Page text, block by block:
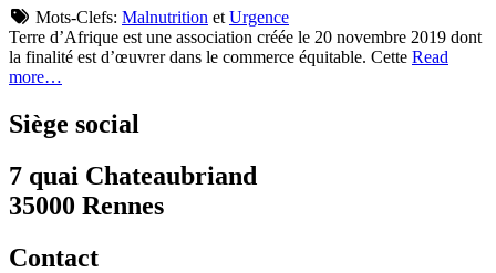
Mots-Clefs: Malnutrition et Urgence
Terre d’Afrique est une association créée le 20 novembre 2019 dont
la finalité est d’œuvrer dans le commerce équitable. Cette Read
more…
Siège social
7 quai Chateaubriand
35000 Rennes
Contact